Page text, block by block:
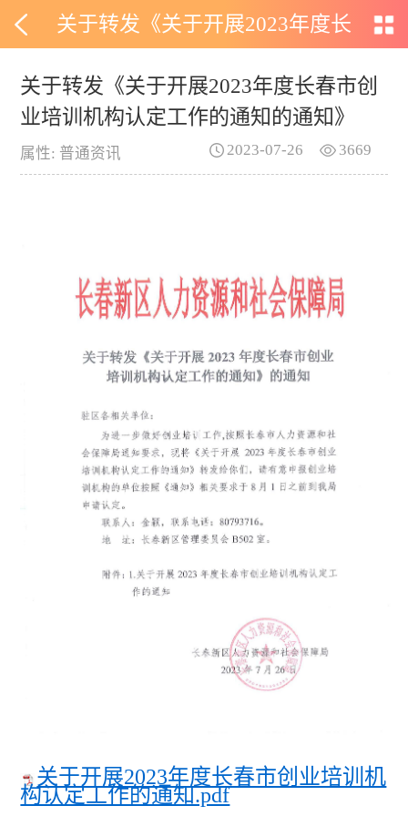
关于转发《关于开展2023年度长
春市创业培训机构认定工作的通
知的通知》
关于转发《关于开展2023年度长春市创
业培训机构认定工作的通知的通知》
属性: 普通资讯 3669
2023-07-26
关于开展2023年度长春市创业培训机
构认定工作的通知.pdf